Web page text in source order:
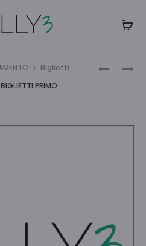
SC.24
SC.24
ROTELLA
Biglietti
PRIMO